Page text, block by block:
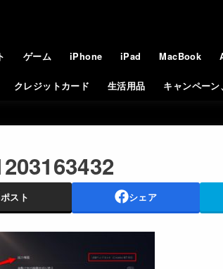
ゲーム iPhone iPad MacBook
クレジットカード 生活用品 キャンペー
ポスト シェア